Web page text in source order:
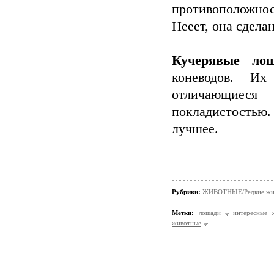
Нееет, она
Кучерявые
коневодов.
лучшее.
Рубрики: ЖИВОТНЫЕ/Редкие
Метки: лошади
интересные
животные